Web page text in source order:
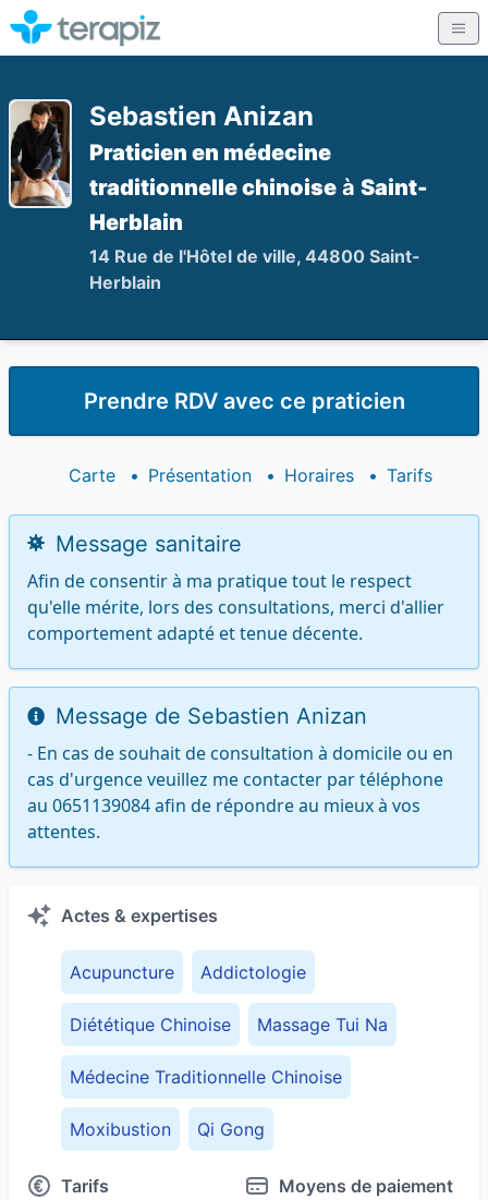
Sebastien Anizan
Praticien en médecine
traditionnelle chinoiseà Saint-
Herblain
14 Rue de l'Hôtel de ville, 44800 Saint-
Herblain
Prendre RDV avec ce praticien
Carte • Présentation • Horaires • Tarifs
Message sanitaire
Afin de consentir à ma pratique tout le respect
qu'elle mérite, lors des consultations, merci d'allier
comportement adapté et tenue décente.
Message de Sebastien Anizan
- En cas de souhait de consultation à domicile ou en
cas d'urgence veuillez me contacter par téléphone
au 0651139084 afin de répondre au mieux à vos
attentes.
Actes & expertises
Acupuncture Addictologie
Diététique Chinoise Massage Tui Na
Médecine Traditionnelle Chinoise
Moxibustion Qi Gong
Récupération sportive Thérapie manuelle
Tarifs
Moyens de paiement